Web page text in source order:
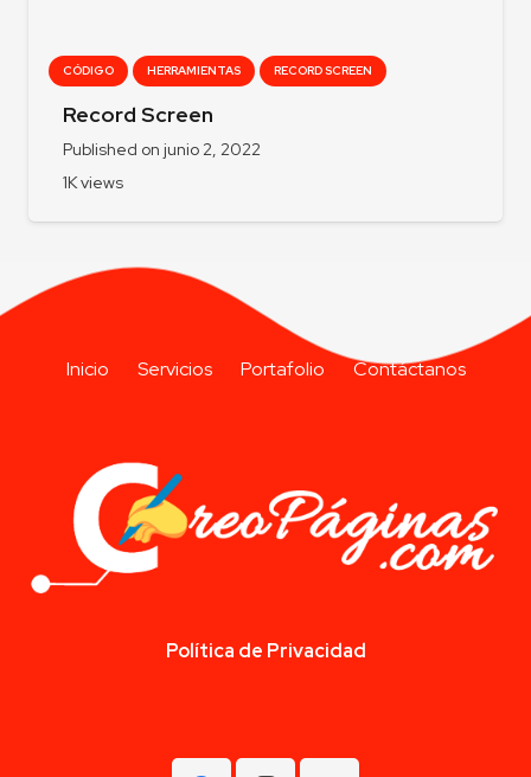
CÓDIGO HERRAMIENTAS RECORD SCREEN
Record Screen
Published on junio 2, 2022
1Kviews
Inicio Servicios Portafolio Contáctanos
Política de Privacidad